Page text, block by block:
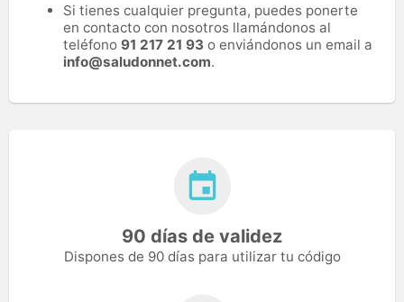
Si tienes cualquier pregunta, puedes ponerte
en contacto con nosotros llamándonos al
teléfono 91 217 21 93 o enviándonos un email a
info@saludonnet.com.
90 días de validez
Dispones de 90 días para utilizar tu código